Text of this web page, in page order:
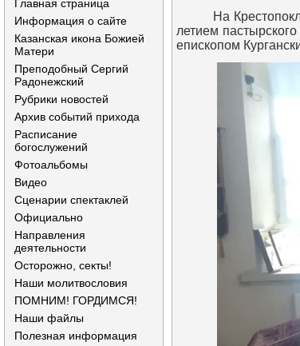
Главная страница
Информация о сайте
Казанская икона Божией
Матери
Преподобный Сергий
Радонежский
Рубрики новостей
Архив событий прихода
Расписание
богослужений
Фотоальбомы
Видео
Сценарии спектаклей
Официально
Направления
деятельности
Осторожно, секты!
Наши молитвословия
ПОМНИМ! ГОРДИМСЯ!
Наши файлы
Полезная информация
На
летием
епископом